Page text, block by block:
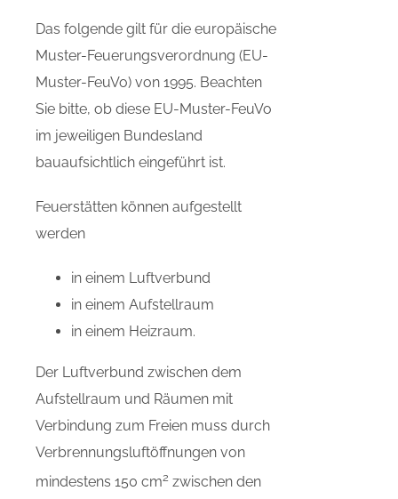
Das folgende gilt für die europäische
Muster-Feuerungsverordnung (EU-
Muster-FeuVo) von 1995. Beachten
Sie bitte, ob diese EU-Muster-FeuVo
im jeweiligen Bundesland
bauaufsichtlich eingeführt ist.
Feuerstätten können aufgestellt
werden
in einem Luftverbund
in einem Aufstellraum
in einem Heizraum.
Der Luftverbund zwischen dem
Aufstellraum und Räumen mit
Verbindung zum Freien muss durch
Verbrennungsluftöffnungen von
mindestens 150 cm2 zwischen den